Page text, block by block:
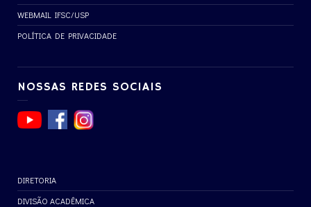
WEBMAIL IFSC/USP
POLÍTICA DE PRIVACIDADE
NOSSAS REDES SOCIAIS
DIRETORIA
DIVISÃO ACADÊMICA